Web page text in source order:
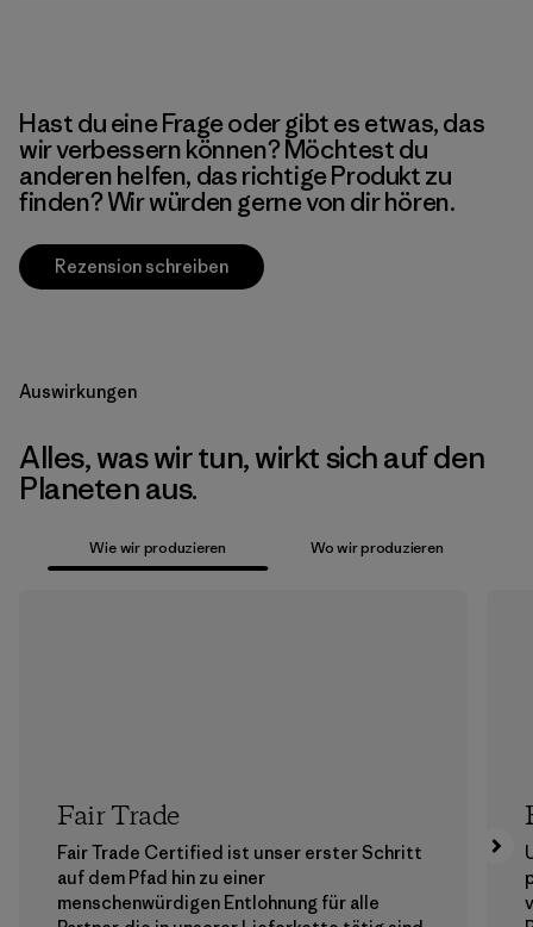
Hast du eine Frage oder gibt es etwas, das
wir verbessern können? Möchtest du
anderen helfen, das richtige Produkt zu
finden? Wir würden gerne von dir hören.
Rezension schreiben
Auswirkungen
Alles, was wir tun, wirkt sich auf den
Planeten aus.
Wie wir produzieren Wo wir produzieren
Fair Trade
Fair Trade Certified ist unser erster Schritt
auf dem Pfad hin zu einer
menschenwürdigen Entlohnung für alle